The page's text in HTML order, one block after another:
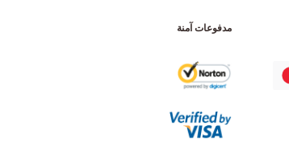
مدفوعات آمنة